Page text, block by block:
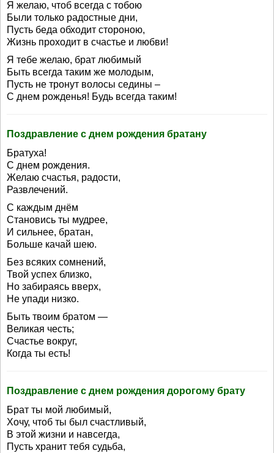
Я желаю, чтоб всегда с тобою
Были только радостные дни,
Пусть беда обходит стороною,
Жизнь проходит в счастье и любви!
Я тебе желаю, брат любимый
Быть всегда таким же молодым,
Пусть не тронут волосы седины –
С днем рожденья! Будь всегда таким!
Поздравление с днем рождения братану
Братуха!
С днем рождения.
Желаю счастья, радости,
Развлечений.
С каждым днём
Становись ты мудрее,
И сильнее, братан,
Больше качай шею.
Без всяких сомнений,
Твой успех близко,
Но забираясь вверх,
Не упади низко.
Быть твоим братом —
Великая честь;
Счастье вокруг,
Когда ты есть!
Поздравление с днем рождения дорогому брату
Брат ты мой любимый,
Хочу, чтоб ты был счастливый,
В этой жизни и навсегда,
Пусть хранит тебя судьба,